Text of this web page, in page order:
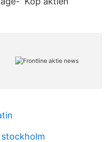
stockholm